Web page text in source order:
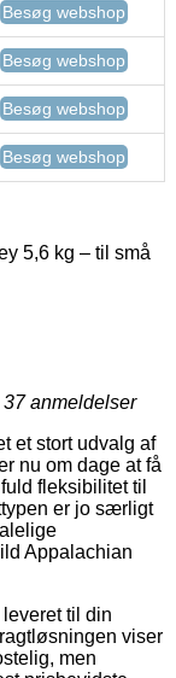
Besøg webshop
Besøg webshop
Besøg webshop
Besøg webshop
5,6 kg – til små
37anmeldelser
et stort udvalg af
nu om dage at få
fleksibilitet til
er jo særligt
Appalachian
til din
viser
men